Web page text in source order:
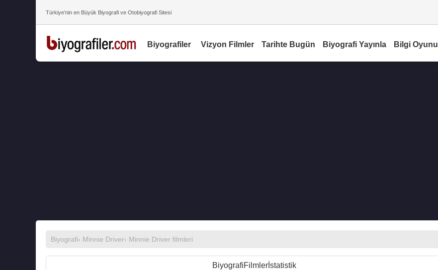
Türkiye’nin en Büyük Biyografi ve Otobiyografi Sitesi
Biyografiler Vizyon Filmler Tarihte Bugün Biyografi Yayınla Bilgi Oyunu
Biyografi› Minnie Driver› Minnie Driver filmleri
BiyografiFilmlerİstatistik